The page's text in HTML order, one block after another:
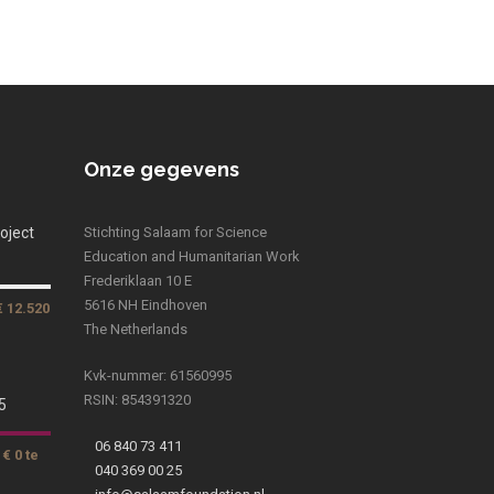
12.520
€ 0 te
Onze gegevens
Stichting Salaam for Science
Education and Humanitarian Work
Frederiklaan 10 E
5616 NH Eindhoven
The Netherlands
Kvk-nummer: 61560995
RSIN: 854391320
06 840 73 411
040 369 00 25